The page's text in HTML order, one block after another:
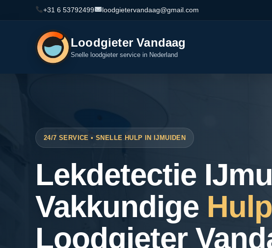
+31 6 53792499 loodgietervandaag@gmail.com
Loodgieter Vandaag
Snelle loodgieter service in Nederland
24/7 SERVICE • SNELLE HULP IN IJMUIDEN
Lekdetectie
Vakkundige
Loodgieter